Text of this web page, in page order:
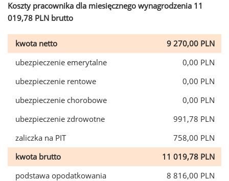
Koszty pracownika dla miesięcznego wynagrodzenia 11
019,78 PLN brutto
kwota netto
9 270,00 PLN
ubezpieczenie emerytalne
0,00 PLN
ubezpieczenie rentowe
0,00 PLN
ubezpieczenie chorobowe
0,00 PLN
ubezpieczenie zdrowotne
991,78 PLN
zaliczka na PIT
758,00 PLN
kwota brutto
11 019,78 PLN
podstawa opodatkowania
8 816,00 PLN